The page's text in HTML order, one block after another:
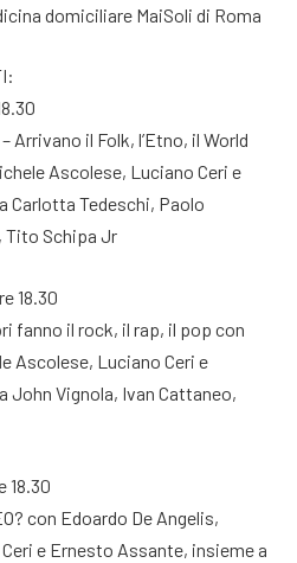
domiciliare MaiSoli di Roma
Arrivano il Folk, l’Etno, il World
Ascolese, Luciano Ceri e
Carlotta Tedeschi, Paolo
Tito Schipa Jr
18.30
fanno il rock, il rap, il pop con
Ascolese, Luciano Ceri e
John Vignola, Ivan Cattaneo,
18.30
con Edoardo De Angelis,
e Ernesto Assante, insieme a